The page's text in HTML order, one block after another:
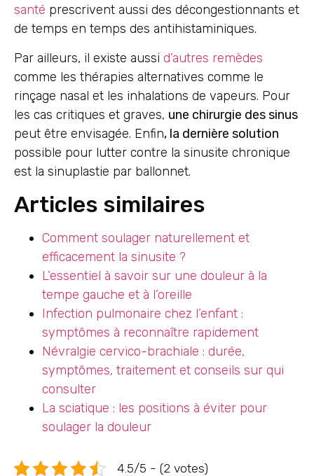
santé prescrivent aussi des décongestionnants et
de temps en temps des antihistaminiques.
Par ailleurs, il existe aussi d’autres remèdes
comme les thérapies alternatives comme le
rinçage nasal et les inhalations de vapeurs. Pour
les cas critiques et graves, une chirurgie des sinus
peut être envisagée. Enfin, la dernière solution
possible pour lutter contre la sinusite chronique
est la sinuplastie par ballonnet.
Articles similaires
Comment soulager naturellement et
efficacement la sinusite ?
L’essentiel à savoir sur une douleur à la
tempe gauche et à l’oreille
Infection pulmonaire chez l’enfant :
symptômes à reconnaître rapidement
Névralgie cervico-brachiale : durée,
symptômes, traitement et conseils sur qui
consulter
La sciatique : les positions à éviter pour
soulager la douleur
4.5/5 - (2 votes)